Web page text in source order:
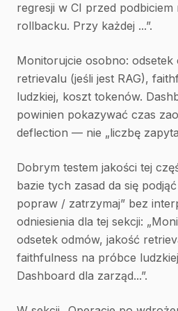
regresji w CI przed
rollbacku. Przy każdej ...”.
Monitorujcie osobno: odsetek
retrievalu (jeśli jest RAG),
ludzkiej, koszt tokenów.
powinien pokazywać czas
deflection — nie „liczbę
Dobrym testem jakości tej
bazie tych zasad da się
popraw / zatrzymaj” bez
odniesienia dla tej sekcji:
odsetek odmów, jakość
faithfulness na próbce
Dashboard dla zarząd...”.